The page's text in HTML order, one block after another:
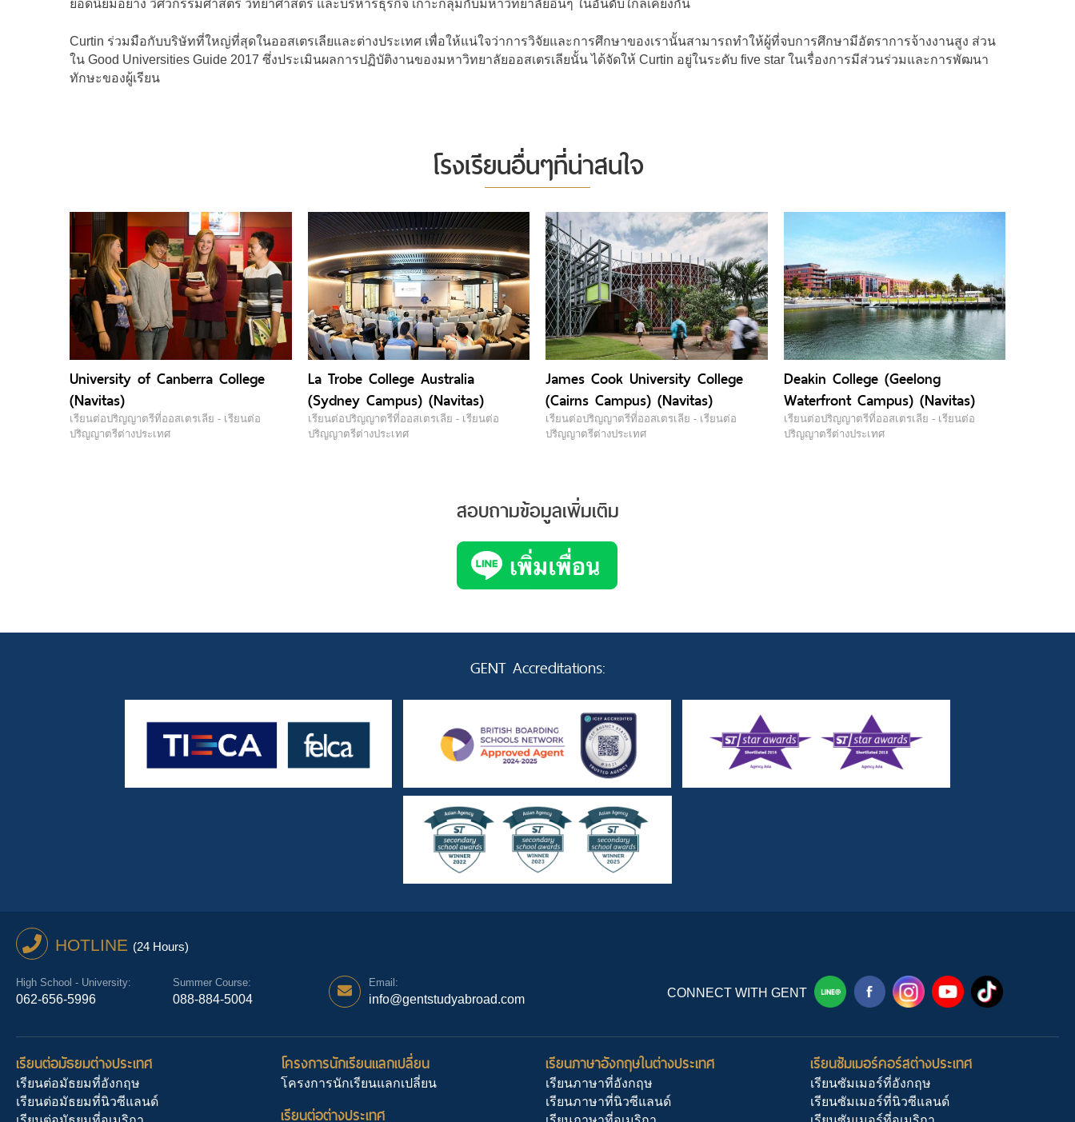
ยอดนิยมอย่าง วิศวกรรมศาสตร์ วิทยาศาสตร์ และบริหารธุรกิจ เกาะกลุ่มกับมหาวิทยาลัยอื่นๆ ในอันดับใกล้เคียงกัน
Curtin ร่วมมือกับบริษัทที่ใหญ่ที่สุดในออสเตรเลียและต่างประเทศ เพื่อให้แน่ใจว่าการวิจัยและการศึกษาของเรานั้นสามารถทำให้ผู้ที่จบการศึกษามีอัตราการจ้างงานสูง ส่วน
ใน Good Universities Guide 2017 ซึ่งประเมินผลการปฏิบัติงานของมหาวิทยาลัยออสเตรเลียนั้น ได้จัดให้ Curtin อยู่ในระดับ five star ในเรื่องการมีส่วนร่วมและการพัฒนา
ทักษะของผู้เรียน
โรงเรียนอื่นๆที่น่าสนใจ
University of Canberra College
(Navitas)
เรียนต่อปริญญาตรีที่ออสเตรเลีย - เรียนต่อ
ปริญญาตรีต่างประเทศ
La Trobe College Australia
(Sydney Campus) (Navitas)
เรียนต่อปริญญาตรีที่ออสเตรเลีย - เรียนต่อ
ปริญญาตรีต่างประเทศ
James Cook University College
(Cairns Campus) (Navitas)
เรียนต่อปริญญาตรีที่ออสเตรเลีย - เรียนต่อ
ปริญญาตรีต่างประเทศ
Deakin College (Geelong
Waterfront Campus) (Navitas)
เรียนต่อปริญญาตรีที่ออสเตรเลีย - เรียนต่อ
ปริญญาตรีต่างประเทศ
สอบถามข้อมูลเพิ่มเติม
GENT Accreditations:
HOTLINE (24 Hours)
High School - University:
062-656-5996
Summer Course:
088-884-5004
Email:
info@gentstudyabroad.com CONNECT WITH GENT
เรียนต่อมัธยมต่างประเทศ
เรียนต่อมัธยมที่อังกฤษ
เรียนต่อมัธยมที่นิวซีแลนด์
โครงการนักเรียนแลกเปลี่ยน
โครงการนักเรียนแลกเปลี่ยน
เรียนต่อต่างประเทศ
เรียนภาษาอังกฤษในต่างประเทศ
เรียนภาษาที่อังกฤษ
เรียนภาษาที่นิวซีแลนด์
เรียนซัมเมอร์คอร์สต่างประเทศ
เรียนซัมเมอร์ที่อังกฤษ
เรียนซัมเมอร์ที่นิวซีแลนด์